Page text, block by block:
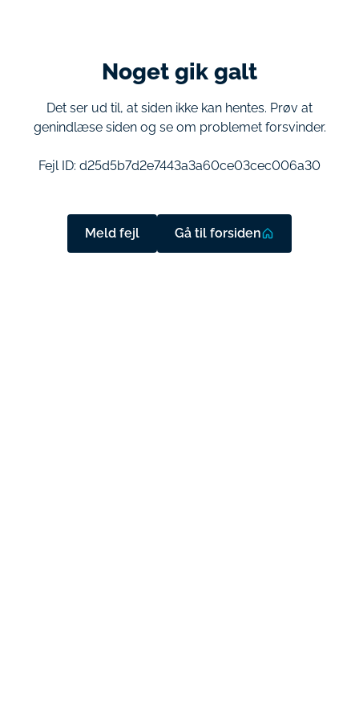
Noget gik galt
Det ser ud til, at siden ikke kan hentes. Prøv at
genindlæse siden og se om problemet forsvinder.
Fejl ID: d25d5b7d2e7443a3a60ce03cec006a30
Meld fejl Gå til forsiden